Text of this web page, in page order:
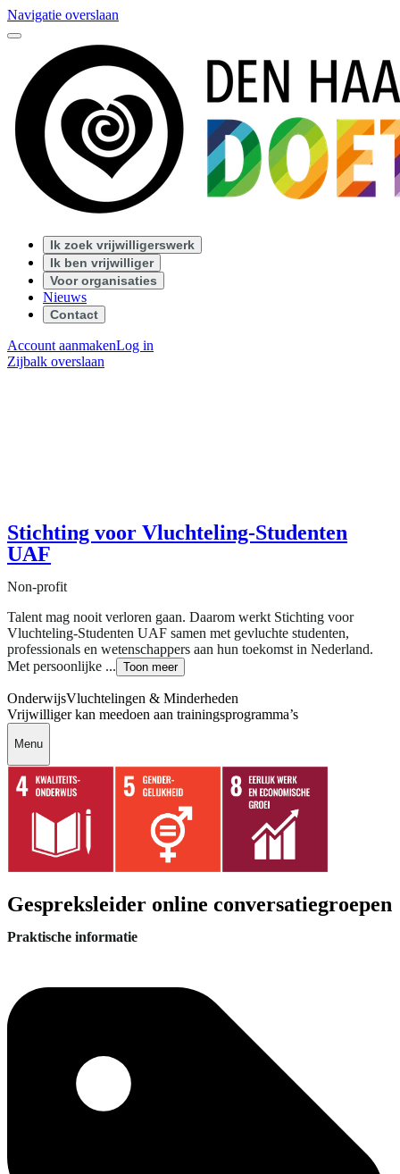
Navigatie overslaan
Ik zoek vrijwilligerswerk
Ik ben vrijwilliger
Voor organisaties
Nieuws
Contact
Account aanmakenLog in
Zijbalk overslaan
Stichting voor Vluchteling-Studenten
UAF
Non-profit
Talent mag nooit verloren gaan. Daarom werkt Stichting voor
Vluchteling-Studenten UAF samen met gevluchte studenten,
professionals en wetenschappers aan hun toekomst in Nederland.
Met persoonlijke ... Toon meer
OnderwijsVluchtelingen & Minderheden
Vrijwilliger kan meedoen aan trainingsprogramma’s
Menu
Gespreksleider online conversatiegroepen
Praktische informatie